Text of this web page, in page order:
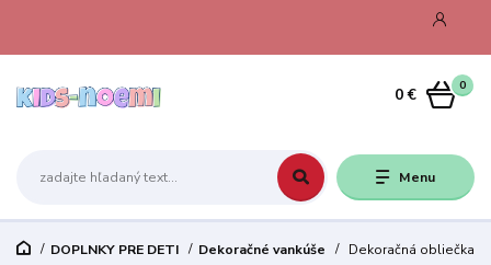
Menu
0
0 €
DOPLNKY PRE DETI Dekoračné vankúše
Dekoračná obliečka